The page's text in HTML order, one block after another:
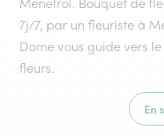
Menetrol. Bouquet de
7j/7, par un fleuriste à
Dome vous guide vers
fleurs.
En